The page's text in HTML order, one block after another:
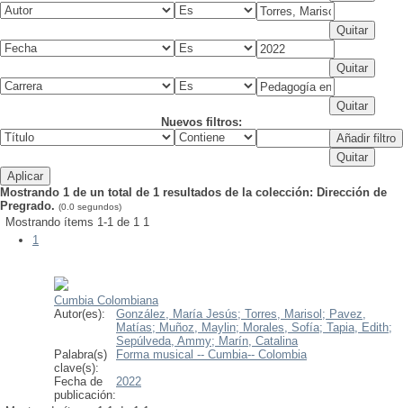
Nuevos filtros:
Mostrando 1 de un total de 1 resultados de la colección: Dirección de
Pregrado. (0.0 segundos)
Mostrando ítems 1-1 de 1 1
1
Cumbia Colombiana
Autor(es):
González, María Jesús; Torres, Marisol; Pavez,
Matías; Muñoz, Maylin; Morales, Sofía; Tapia, Edith;
Sepúlveda, Ammy; Marín, Catalina
Palabra(s)
clave(s):
Forma musical -- Cumbia-- Colombia
Fecha de
publicación:
2022